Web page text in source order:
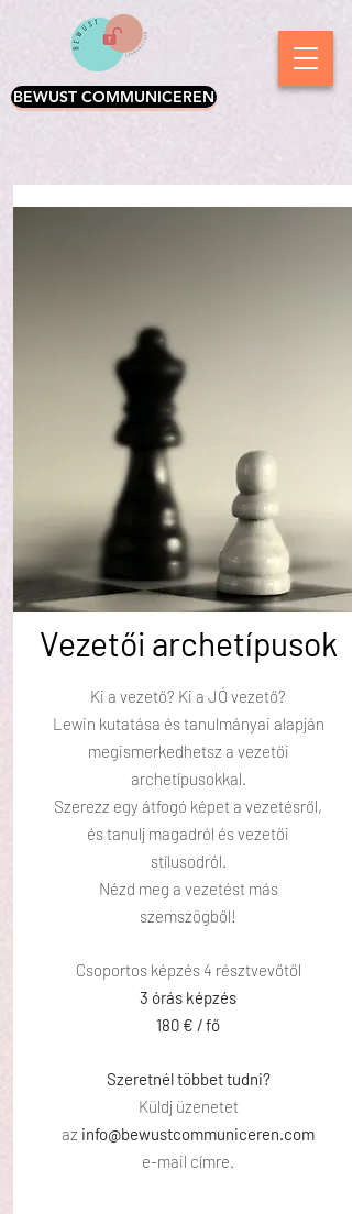
BEWUST COMMUNICEREN
Vezetői archetípusok
Ki a vezető? Ki a JÓ vezető?
Lewin kutatása és tanulmányai alapján
megismerkedhetsz a vezetői
archetípusokkal.
Szerezz egy átfogó képet a vezetésről,
és tanulj magadról és vezetői
stílusodról.
Nézd meg a vezetést más
szemszögből!
Csoportos képzés 4 résztvevőtől
3 órás képzés
180 € / fő
Szeretnél többet tudni?
Küldj üzenetet
az info@bewustcommuniceren.com
e-mail címre.